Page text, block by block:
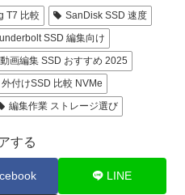
T7 比較
SanDisk SSD 速度
SSD 編集向け
動画編集 SSD おすすめ 2025
外付けSSD 比較 NVMe
編集作業 ストレージ選び
する
LINE